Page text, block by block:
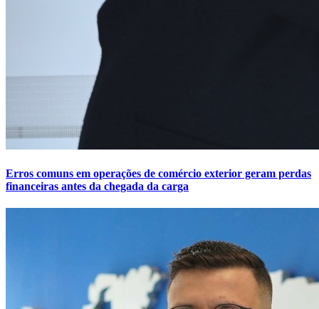
Erros comuns em operações de comércio exterior geram perdas
financeiras antes da chegada da carga